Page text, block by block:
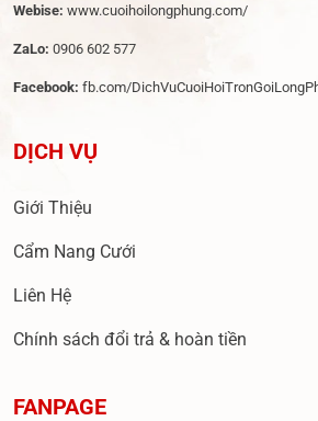
Webise: www.cuoihoilongphung.com/
ZaLo: 0906 602 577
Facebook: fb.com/
DỊCH VỤ
Giới Thiệu
Cẩm Nang Cưới
Liên Hệ
Chính sách đổi trả & hoàn tiền
FANPAGE